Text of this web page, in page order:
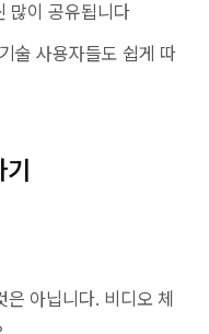
많이 공유됩니다
술 사용자들도 쉽게 따
아닙니다. 비디오 체